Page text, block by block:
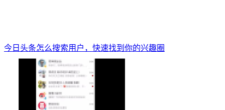
今日头条怎么搜索用户，快速找到你的兴趣圈